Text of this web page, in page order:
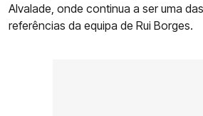
Alvalade, onde continua a ser uma
referências da equipa de Rui Borges.